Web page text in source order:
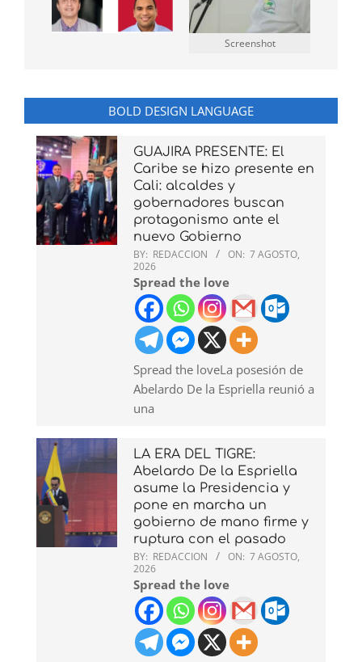
Screenshot
BOLD DESIGN LANGUAGE
GUAJIRA PRESENTE: El
Caribe se hizo presente en
Cali: alcaldes y
gobernadores buscan
protagonismo ante el
nuevo Gobierno
BY: REDACCION ON: 7 AGOSTO,
2026
Spread the love
Spread the loveLa posesión de
Abelardo De la Espriella reunió a
una
LA ERA DEL TIGRE:
Abelardo De la Espriella
asume la Presidencia y
pone en marcha un
gobierno de mano firme y
ruptura con el pasado
BY: REDACCION ON: 7 AGOSTO,
2026
Spread the love